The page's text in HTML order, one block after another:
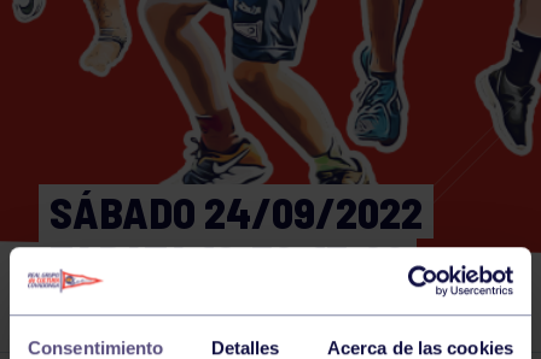
Consentimiento Detalles Acerca de las cookies
SÁBADO 24/09/2022
TABATA 12:30-13:00
GIMNASIO